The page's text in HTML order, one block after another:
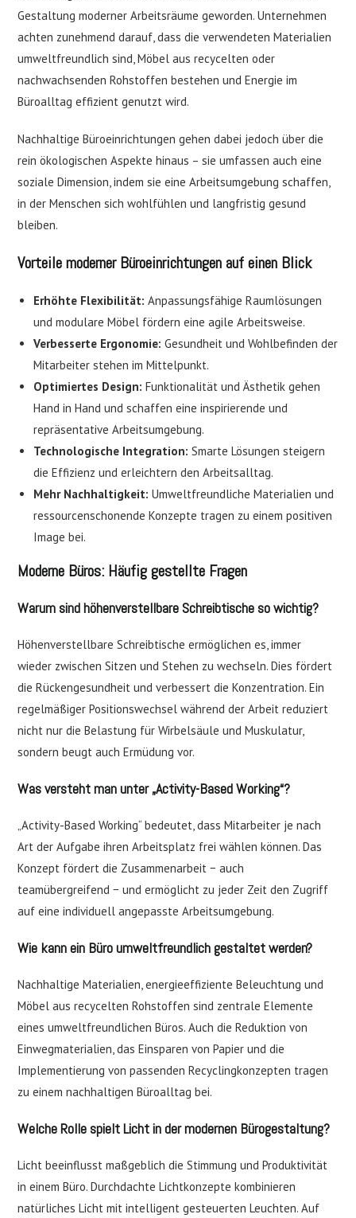
Gestaltung moderner Arbeitsräume geworden. Unternehmen
achten zunehmend darauf, dass die verwendeten Materialien
umweltfreundlich sind, Möbel aus recycelten oder
nachwachsenden Rohstoffen bestehen und Energie im
Büroalltag effizient genutzt wird.
Nachhaltige Büroeinrichtungen gehen dabei jedoch über die
rein ökologischen Aspekte hinaus – sie umfassen auch eine
soziale Dimension, indem sie eine Arbeitsumgebung schaffen,
in der Menschen sich wohlfühlen und langfristig gesund
bleiben.
Vorteile moderner Büroeinrichtungen auf einen Blick
Erhöhte Flexibilität:Anpassungsfähige Raumlösungen
und modulare Möbel fördern eine agile Arbeitsweise.
Verbesserte Ergonomie: Gesundheit und Wohlbefinden der
Mitarbeiter stehen im Mittelpunkt.
Optimiertes Design:Funktionalität und Ästhetik gehen
Hand in Hand und schaffen eine inspirierende und
repräsentative Arbeitsumgebung.
Technologische Integration: Smarte Lösungen steigern
die Effizienz und erleichtern den Arbeitsalltag.
Mehr Nachhaltigkeit:Umweltfreundliche Materialien und
ressourcenschonende Konzepte tragen zu einem positiven
Image bei.
Moderne Büros: Häufig gestellte Fragen
Warum sind höhenverstellbare Schreibtische so wichtig?
Höhenverstellbare Schreibtische ermöglichen es, immer
wieder zwischen Sitzen und Stehen zu wechseln. Dies fördert
die Rückengesundheit und verbessert die Konzentration. Ein
regelmäßiger Positionswechsel während der Arbeit reduziert
nicht nur die Belastung für Wirbelsäule und Muskulatur,
sondern beugt auch Ermüdung vor.
Was versteht man unter „Activity-Based Working“?
„Activity-Based Working“ bedeutet, dass Mitarbeiter je nach
Art der Aufgabe ihren Arbeitsplatz frei wählen können. Das
Konzept fördert die Zusammenarbeit − auch
teamübergreifend − und ermöglicht zu jeder Zeit den Zugriff
auf eine individuell angepasste Arbeitsumgebung.
Wie kann ein Büro umweltfreundlich gestaltet werden?
Nachhaltige Materialien, energieeffiziente Beleuchtung und
Möbel aus recycelten Rohstoffen sind zentrale Elemente
eines umweltfreundlichen Büros. Auch die Reduktion von
Einwegmaterialien, das Einsparen von Papier und die
Implementierung von passenden Recyclingkonzepten tragen
zu einem nachhaltigen Büroalltag bei.
Welche Rolle spielt Licht in der modernen Bürogestaltung?
Licht beeinflusst maßgeblich die Stimmung und Produktivität
in einem Büro. Durchdachte Lichtkonzepte kombinieren
natürliches Licht mit intelligent gesteuerten Leuchten. Auf